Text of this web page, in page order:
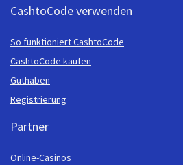
CashtoCode verwenden
So funktioniert CashtoCode
CashtoCode kaufen
Guthaben
Registrierung
Partner
Online-Casinos